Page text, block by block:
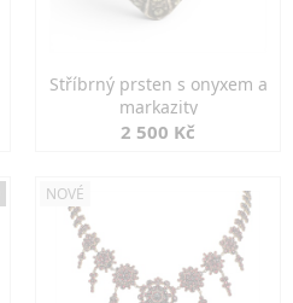
Stříbrný prsten s onyxem a
markazity
2 500 Kč
NOVÉ